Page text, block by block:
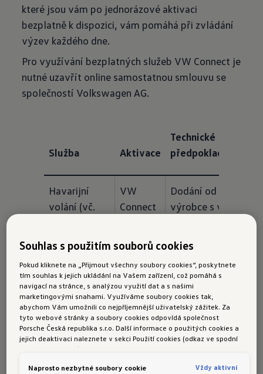
které jsou vám po jednorázové aktivaci
bezplatně k dispozici, vám pomáhá při zvládání
výzev každého dne.
Pro využívání bezplatných služeb VW Connect je
nutné uzavřít online samostatnou smlouvu se
společností Volkswagen AG.
Služba Aktivace
Technické
předpoklady
Havarijní
volání (vč.
VW
Connect
Dodání od
výrobce s verzí
Stav vozidla
(včetně
paketu
Světla &
výhled)
VW
Connect
-
Poloha
VW
Souhlas s použitím souborů cookies
Pokud kliknete na „Přijmout všechny soubory cookies“, poskytnete
tím souhlas k jejich ukládání na Vašem zařízení, což pomáhá s
navigací na stránce, s analýzou využití dat a s našimi
marketingovými snahami. Využíváme soubory cookies tak,
abychom Vám umožnili co nejpříjemnější uživatelský zážitek. Za
tyto webové stránky a soubory cookies odpovídá společnost
Porsche Česká republika s.r.o. Další informace o použitých cookies a
jejich deaktivaci naleznete v sekci Použití cookies (odkaz ve spodní
části této stránky).
Naprosto nezbytné soubory cookie Vždy aktivní